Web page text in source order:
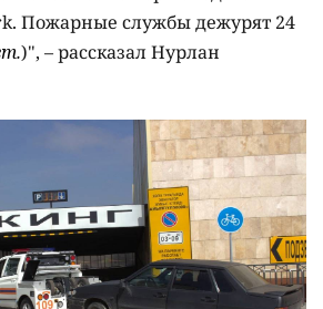
Пожарные службы дежурят 24
)", – рассказал Нурлан